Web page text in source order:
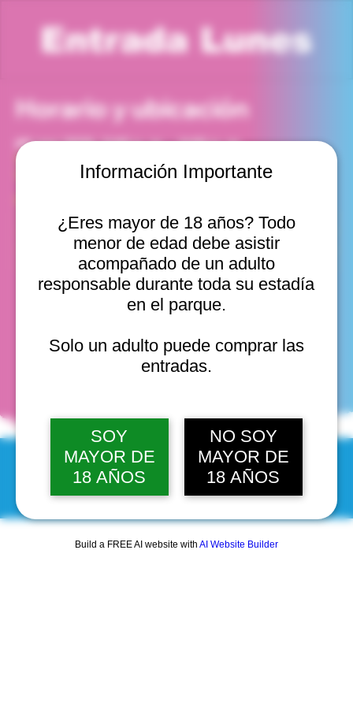
Información Importante
¿Eres mayor de 18 años? Todo
menor de edad debe asistir
acompañado de un adulto
responsable durante toda su estadía
en el parque.
Solo un adulto puede comprar las
entradas.
SOY
MAYOR DE
18 AÑOS
NO SOY
MAYOR DE
18 AÑOS
Build a FREE AI website with AI Website Builder
Entrada Lunes
Horario y ubicación
05 ene 2026, 5:00 p. m. – 6:00 p. m.
Viña del Mar, Cam. Internacional 2440, Viña del Mar,
Valparaíso, Chile
lun, 10 ago, 10:00 a. m.
lun, 10 ago, 11:00 a. m.
lun, 10 ago, 12:00 p. m.
Ver 20
fechas
© 2025 by Scantastic.